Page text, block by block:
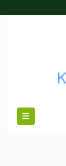
to